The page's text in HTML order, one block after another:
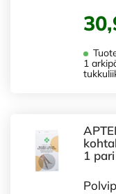
1
1 pari